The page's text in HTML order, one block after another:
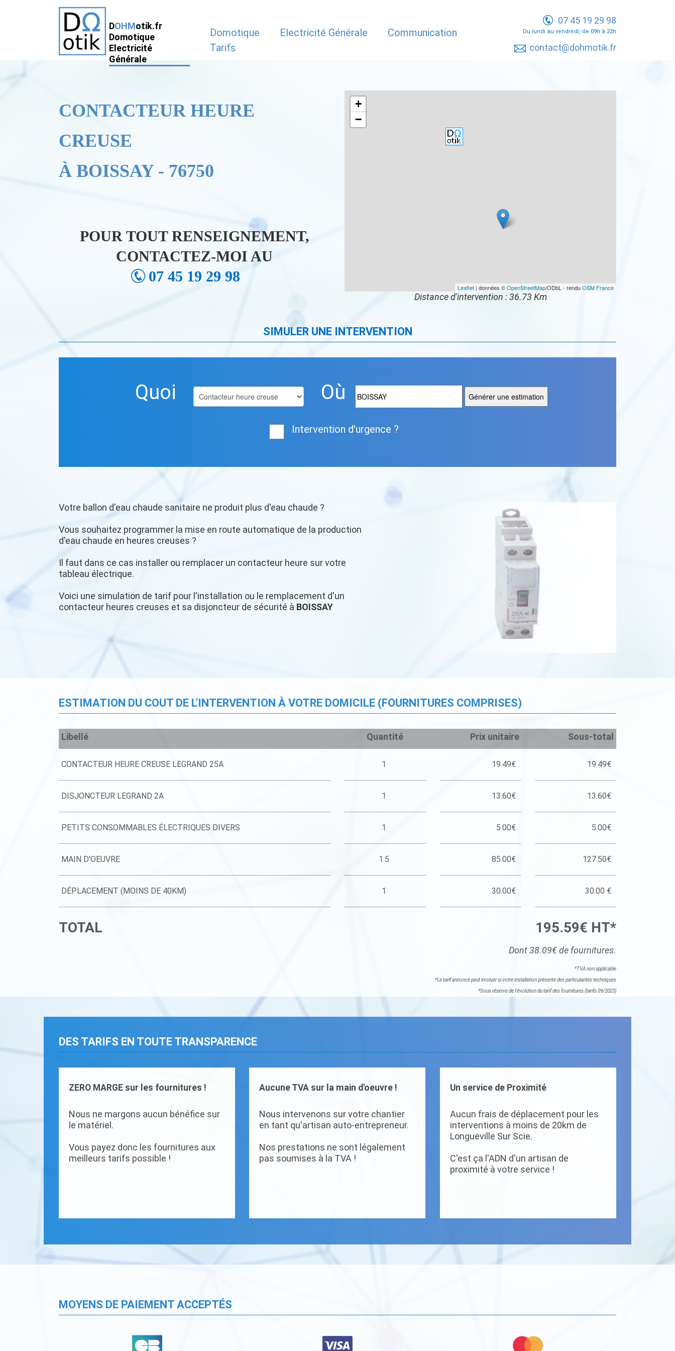
DOHMotik.fr
Domotique
Electricité
Générale
Domotique Electricité Générale
Communication
Tarifs
07 45 19 29 98
Du lundi au vendredi, de 09h à 22h
contact@dohmotik.fr
CONTACTEUR HEURE
CREUSE
À BOISSAY - 76750
POUR TOUT RENSEIGNEMENT,
CONTACTEZ-MOI AU
07 45 19 29 98
+
−
Leaflet| données ©OpenStreetMap/ODbL - renduOSM France
Distance d'intervention : 36.73 Km
SIMULER UNE INTERVENTION
Quoi Où
Intervention d'urgence ?
Votre ballon d'eau chaude sanitaire ne produit plus d'eau chaude ?
Vous souhaitez programmer la mise en route automatique de la production
d'eau chaude en heures creuses ?
Il faut dans ce cas installer ou remplacer un contacteur heure sur votre
tableau électrique.
Voici une simulation de tarif pour l'installation ou le remplacement d'un
contacteur heures creuses et sa disjoncteur de sécurité à BOISSAY
ESTIMATION DU COUT DE L'INTERVENTION À VOTRE DOMICILE (FOURNITURES COMPRISES)
Libellé Quantité Prix unitaire Sous-total
CONTACTEUR HEURE CREUSE LEGRAND 25A 1 19.49€ 19.49€
DISJONCTEUR LEGRAND 2A 1 13.60€ 13.60€
PETITS CONSOMMABLES ÉLECTRIQUES DIVERS 1 5.00€ 5.00€
MAIN D'OEUVRE 1.5 85.00€ 127.50€
DÉPLACEMENT (MOINS DE 40KM) 1 30.00€ 30.00 €
TOTAL 195.59€ HT*
Dont 38.09€ de fournitures.
*TVA non applicable
*Le tarif annoncé peut évoluer si votre installation présente des particularités techniques
*Sous réserve de l'évolution du tarif des fournitures (tarifs 09/2023)
DES TARIFS EN TOUTE TRANSPARENCE
ZERO MARGE sur les fournitures !
Nous ne margons aucun bénéfice sur
le matériel.
Vous payez donc les fournitures aux
meilleurs tarifs possible !
Aucune TVA sur la main d'oeuvre !
Nous intervenons sur votre chantier
en tant qu'artisan auto-entrepreneur.
Nos prestations ne sont légalement
pas soumises à la TVA !
Un service de Proximité
Aucun frais de déplacement pour les
interventions à moins de 20km de
Longueville Sur Scie.
C'est ça l'ADN d'un artisan de
proximité à votre service !
MOYENS DE PAIEMENT ACCEPTÉS